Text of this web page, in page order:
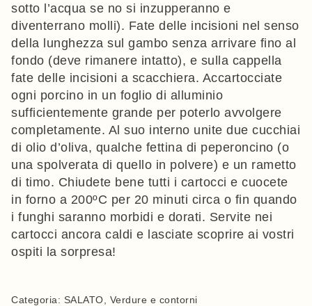
sotto l’acqua se no si inzupperanno e
diventerrano molli). Fate delle incisioni nel senso
della lunghezza sul gambo senza arrivare fino al
fondo (deve rimanere intatto), e sulla cappella
fate delle incisioni a scacchiera. Accartocciate
ogni porcino in un foglio di alluminio
sufficientemente grande per poterlo avvolgere
completamente. Al suo interno unite due cucchiai
di olio d’oliva, qualche fettina di peperoncino (o
una spolverata di quello in polvere) e un rametto
di timo. Chiudete bene tutti i cartocci e cuocete
in forno a 200ºC per 20 minuti circa o fin quando
i funghi saranno morbidi e dorati. Servite nei
cartocci ancora caldi e lasciate scoprire ai vostri
ospiti la sorpresa!
Categoria: SALATO
Verdure e contorni